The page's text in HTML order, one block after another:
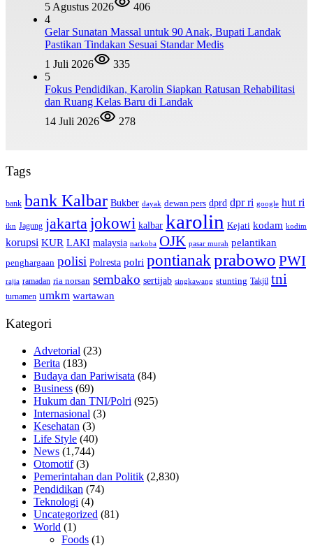
5 Agustus 2026
406
4
Gelar Sunatan Massal untuk 90 Anak, Bupati Landak
Pastikan Tindakan Sesuai Standar Medis
1 Juli 2026
335
5
Fokus Pendidikan, Karolin Siapkan Ratusan Rehabilitasi
dan Ruang Kelas Baru di Landak
14 Juli 2026
278
Tags
bank bank Kalbar Bukber dayak dewan pers dprd dpr ri google hut ri
ikn Jagung jakarta jokowi kalbar karolin Kejati kodam kodim
korupsi KUR LAKI malaysia narkoba OJK pasar murah pelantikan
penghargaan polisi Polresta polri pontianakprabowo PWI
rajia ramadan ria norsan sembako sertijab singkawang stunting Takjil tni
turnamen umkm wartawan
Kategori
Advetorial (23)
Berita (183)
Budaya dan Pariwisata (84)
Business (69)
Hukum dan TNI/Polri (925)
Internasional (3)
Kesehatan (3)
Life Style (40)
News (1,744)
Otomotif(3)
Pemerintahan dan Politik (2,830)
Pendidikan (74)
Teknologi (4)
Uncategorized (81)
World (1)
Foods (1)